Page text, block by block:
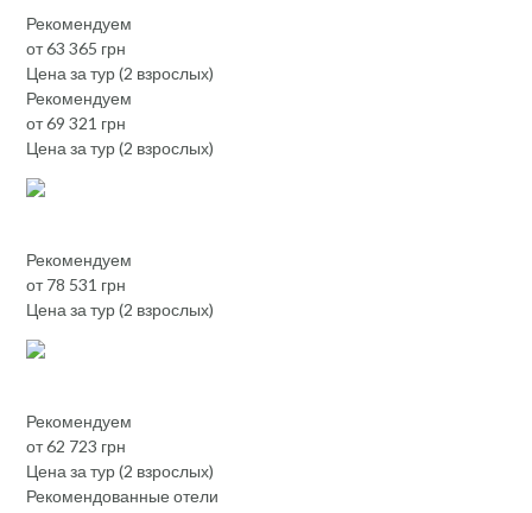
Рекомендуем
от 63 365 грн
Цена за тур (2 взрослых)
Рекомендуем
от 69 321 грн
Цена за тур (2 взрослых)
Рекомендуем
от 78 531 грн
Цена за тур (2 взрослых)
Рекомендуем
от 62 723 грн
Цена за тур (2 взрослых)
Рекомендованные отели